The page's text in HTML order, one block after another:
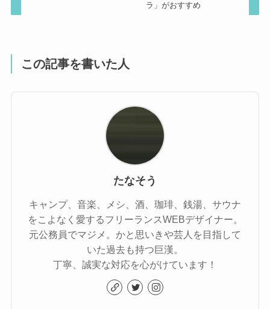
ラ」がおすすめ
この記事を書いた人
たなそう
キャンプ、音楽、メシ、酒、珈琲、銭湯、サウナ
をこよなく愛するフリーランスWEBデザイナー。
元公務員でマジメ。かと思いきや芸人を目指して
いた過去も持つ巨漢。
丁寧、誠実な対応を心がけています！